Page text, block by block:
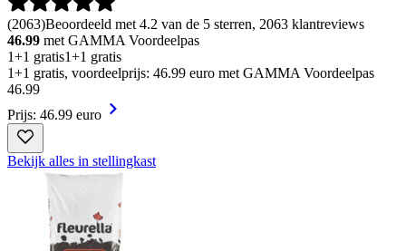
(2063)Beoordeeld met 4.2 van de 5 sterren, 2063 klantreviews
46.99 met GAMMA Voordeelpas
1+1 gratis1+1 gratis
1+1 gratis, voordeelprijs: 46.99 euro met GAMMA Voordeelpas
46.99
Prijs: 46.99 euro
Bekijk alles in stellingkast